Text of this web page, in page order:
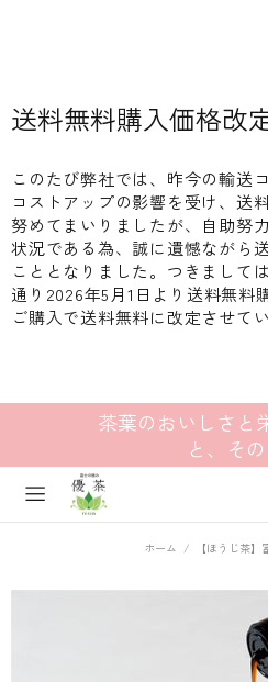
送料無料購入価格改
この​たび弊社では、​昨今の​輸送
コストアップの​影響を​受け、​送
努めて​まいりましたが、​自助努
状況である​為、​誠に​遺憾ながら​
こととなりました。​つきまして
通り2026年5月1日より​送料無料
ご購入で​送料無料に​改定させて
茶葉のおいしさと
と、そ
ホーム 【ほうじ茶